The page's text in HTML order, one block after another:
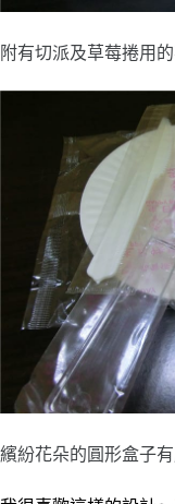
附有切派及草莓捲用
繽紛花朵的圓形盒子